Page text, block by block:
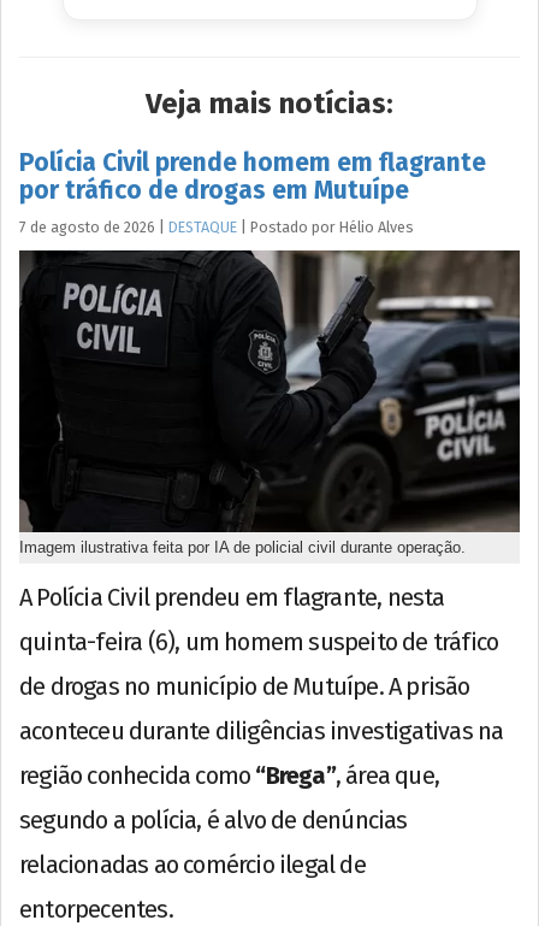
Veja mais notícias:
Polícia Civil prende homem em flagrante
por tráfico de drogas em Mutuípe
7 de agosto de 2026 DESTAQUE Postado por Hélio Alves
Imagem ilustrativa feita por IA de policial civil durante operação.
A Polícia Civil prendeu em flagrante, nesta
quinta-feira (6), um homem suspeito de tráfico
de drogas no município de Mutuípe. A prisão
aconteceu durante diligências investigativas na
região conhecida como “Brega”, área que,
segundo a polícia, é alvo de denúncias
relacionadas ao comércio ilegal de
entorpecentes.